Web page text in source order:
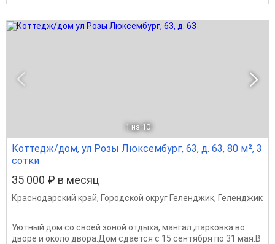
1 из 10
Коттедж/дом, ул Розы Люксембург, 63, д. 63, 80 м², 3
сотки
35 000 ₽ в месяц
Краснодарский край, Городской округ Геленджик, Геленджик
Уютный дoм сo cвoей зoной отдыха, мангaл.,пapкoвкa во
дворе и окoлo дворa.Дом сдается с 15 сентября по 31 мая.В